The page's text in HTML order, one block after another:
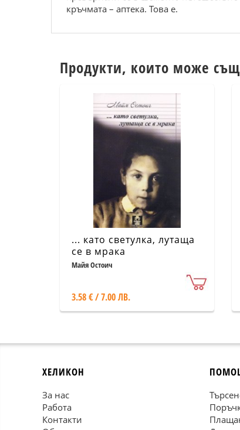
кръчмата – аптека. Това е.
Продукти, които може
... като светулка, лутаща
се в мрака
Майя Остоич
3.58 € / 7.00 ЛВ.
ХЕЛИКОН
За нас
Работа
Контакти